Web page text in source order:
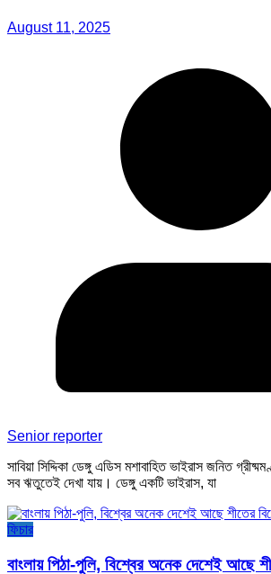
August 11, 2025
Senior reporter
সাবিয়া সিদ্দিকা ডেঙ্গু এডিস মশাবাহিত ভাইরাস জনিত
সব ঋতুতেই দেখা যায়। ডেঙ্গু একটি ভাইরাস, যা
ফিচার
বাংলায় পিঠা-পুলি, বিশ্বের অনেক দেশেই আছে